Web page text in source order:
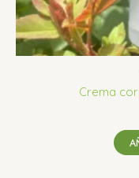
Crema